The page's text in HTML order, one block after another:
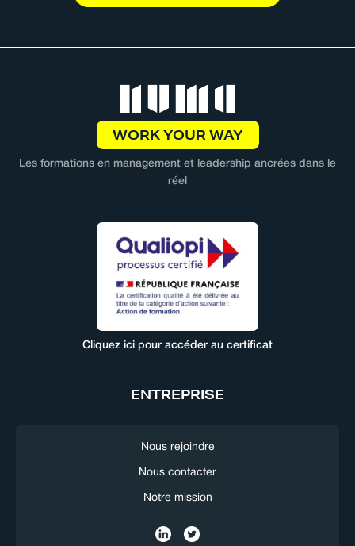
WORK YOUR WAY
Les formations en management et leadership ancrées dans le
réel
Cliquez ici pour accéder au certificat
ENTREPRISE
Nous rejoindre
Nous contacter
Notre mission